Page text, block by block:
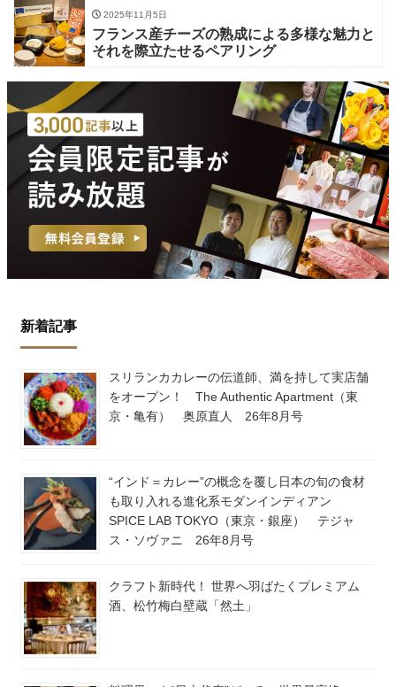
2025年11月5日
フランス産チーズの熟成による多様な魅力と
それを際立たせるペアリング
新着記事
スリランカカレーの伝道師、満を持して実店舗
をオープン！ The Authentic Apartment（東
京・亀有） 奥原直人 26年8月号
“インド＝カレー”の概念を覆し日本の旬の食材
も取り入れる進化系モダンインディアン
SPICE LAB TOKYO（東京・銀座） テジャ
ス・ソヴァニ 26年8月号
クラフト新時代！ 世界へ羽ばたくプレミアム
酒、松竹梅白壁蔵「然土」